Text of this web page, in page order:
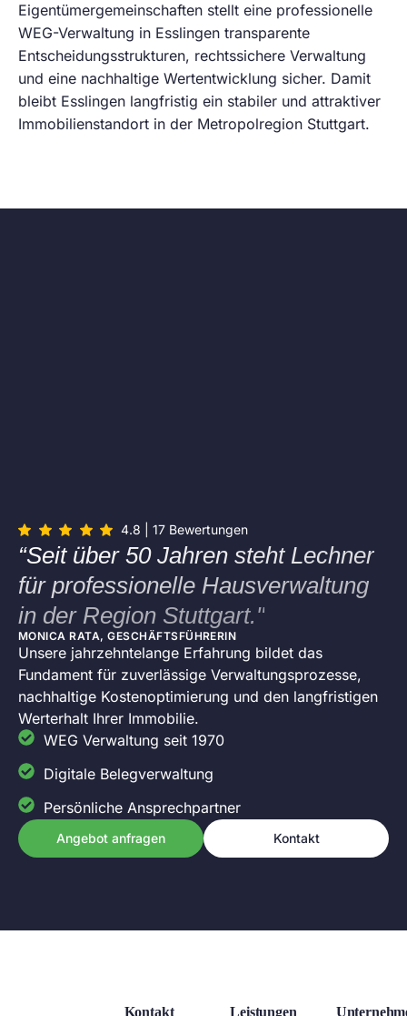
Eigentümergemeinschaften stellt eine professionelle
WEG-Verwaltung in Esslingen transparente
Entscheidungsstrukturen, rechtssichere Verwaltung
und eine nachhaltige Wertentwicklung sicher. Damit
bleibt Esslingen langfristig ein stabiler und attraktiver
Immobilienstandort in der Metropolregion Stuttgart.
4.8 | 17 Bewertungen
“Seit über 50 Jahren steht Lechner
für professionelle Hausverwaltung
in der Region Stuttgart."
MONICA RATA, GESCHÄFTSFÜHRERIN
Unsere jahrzehntelange Erfahrung bildet das
Fundament für zuverlässige Verwaltungsprozesse,
nachhaltige Kostenoptimierung und den langfristigen
Werterhalt Ihrer Immobilie.
WEG Verwaltung seit 1970
Digitale Belegverwaltung
Persönliche Ansprechpartner
Angebot anfragen Kontakt
Leistungen
Kontakt